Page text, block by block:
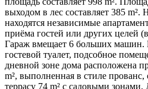
выходом в лес составляет 385 m².
находятся независимые
приёма гостей или других целей
Гараж вмещает 6 больших машин.
гостевой туалет, подсобное
дневной зоне дома расположена
m², выполненная в стиле
террасу 74 m² с садовыми зонами.